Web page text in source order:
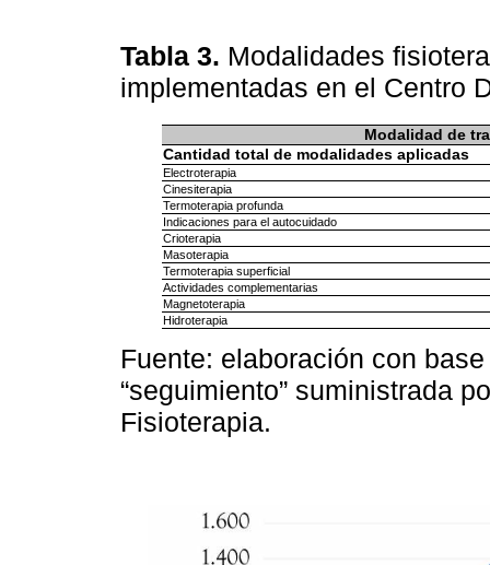
Tabla 3. Modalidades
implementadas en el Centro
Modalidad de
Cantidad total de modalidades aplicadas
Electroterapia
Cinesiterapia
Termoterapia profunda
Indicaciones para el autocuidado
Crioterapia
Masoterapia
Termoterapia superficial
Actividades complementarias
Magnetoterapia
Hidroterapia
Fuente: elaboración con
“seguimiento” suministrada
Fisioterapia.